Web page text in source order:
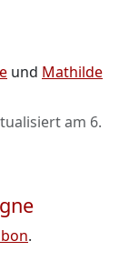
und Mathilde
am 6.
.